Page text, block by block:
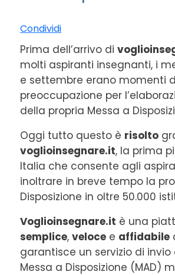
Condividi
Prima dell’arrivo di
molti aspiranti insegnanti, i
e settembre erano momenti
preoccupazione per
della propria Messa a
Oggi tutto questo è risolto
voglioinsegnare.it, la prima
Italia che consente agli
inoltrare in breve tempo la
Disposizione in oltre 50.000
Voglioinsegnare.it è una
semplice, veloce e affidabile
garantisce un servizio di invio
Messa a Disposizione (MAD)